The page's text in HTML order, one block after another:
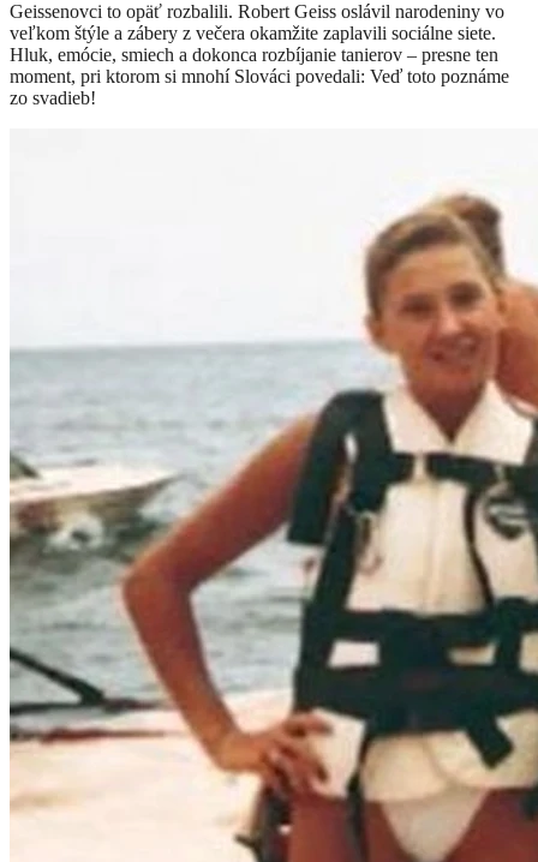
Geissenovci to opäť rozbalili. Robert Geiss oslávil narodeniny vo
veľkom štýle a zábery z večera okamžite zaplavili sociálne siete.
Hluk, emócie, smiech a dokonca rozbíjanie tanierov – presne ten
moment, pri ktorom si mnohí Slováci povedali: Veď toto poznáme
zo svadieb!